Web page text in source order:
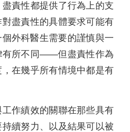
責性都提供了行為上的支
盡責性的具體要求可能有
外科醫生需要的謹慎與一
有所不同——但盡責性作為
在幾乎所有情境中都是有
作績效的關聯在那些具有
續努力、以及結果可以被